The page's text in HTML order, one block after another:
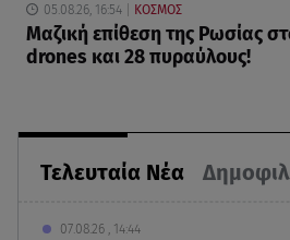
Τελευταία Νέα
07.08.26 , 14:44
05.08.26, 16:54 ΚΟΣΜΟΣ
Μαζική επίθεση της Ρωσίας
drones και 28 πυραύλους!